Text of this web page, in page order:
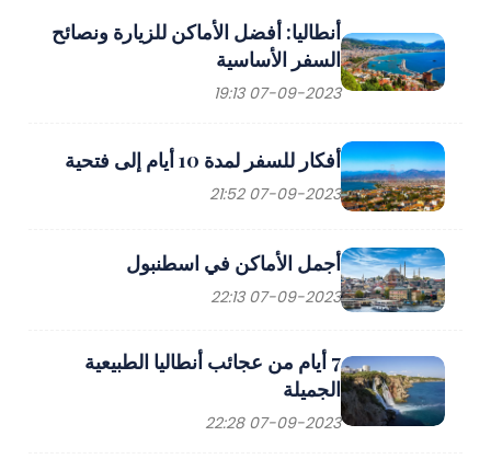
أنطاليا: أفضل الأماكن للزيارة ونصائح
السفر الأساسية
07-09-2023 19:13
أفكار للسفر لمدة 10 أيام إلى فتحية
07-09-2023 21:52
أجمل الأماكن في اسطنبول
07-09-2023 22:13
7 أيام من عجائب أنطاليا الطبيعية
الجميلة
07-09-2023 22:28